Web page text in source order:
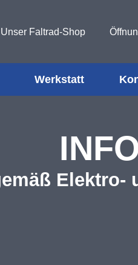
Unser Faltrad-Shop
Werkstatt
Elektro-